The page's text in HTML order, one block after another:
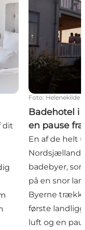
dit
Foto: Helenekilde
Badehotel i
en pause
En af de helt
Nordsjælland,
badebyer,
på en snor
Byerne
første
luft og en